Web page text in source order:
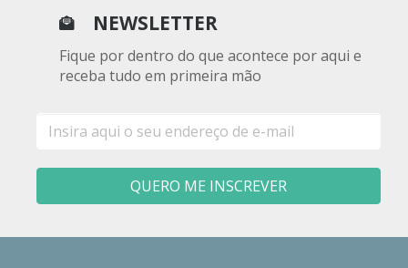
NEWSLETTER
Fique por dentro do que acontece por aqui e
receba tudo em primeira mão
mail
QUERO ME INSCREVER